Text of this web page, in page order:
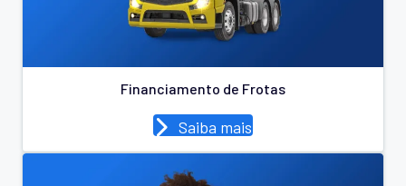
Financiamento de Frotas
Saiba mais